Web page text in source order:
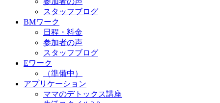
スタッフブログ
BMワーク
日程・料金
参加者の声
スタッフブログ
Eワーク
（準備中）
アプリケーション
ママのデトックス講座